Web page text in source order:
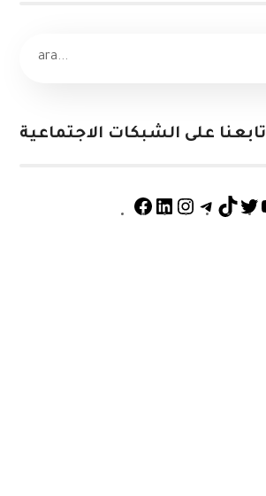
تابعنا على الشبكات الاجتماعية